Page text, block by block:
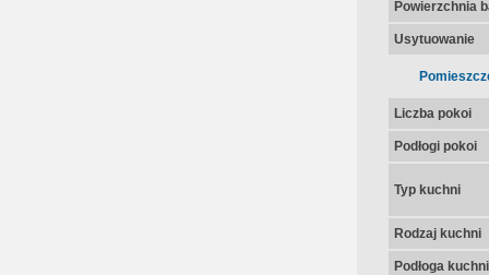
Powierzchnia
Usytuowanie
Liczba pokoi
Podłogi pokoi
Typ kuchni
Rodzaj kuchni
Podłoga kuchni